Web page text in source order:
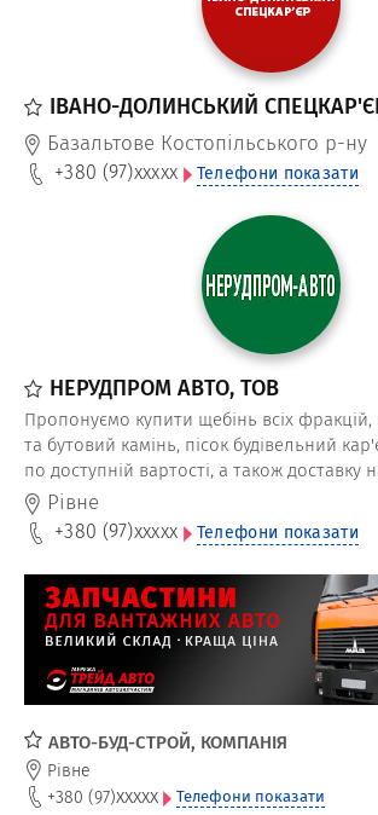
ІВАНО-ДОЛИНСЬКИЙ
Базальтове Костопільського р-ну
+380 (97)xxxxx Телефони показати
НЕРУДПРОМ АВТО, ТОВ
Пропонуємо купити щебінь всіх фракцій,
та бутовий камінь, пісок будівельний
по доступній вартості, а також доставку
майданчик
Рівне
+380 (97)xxxxx Телефони показати
АВТО-БУД-СТРОЙ, КОМПАНІЯ
Рівне
+380 (97)xxxxx Телефони показати